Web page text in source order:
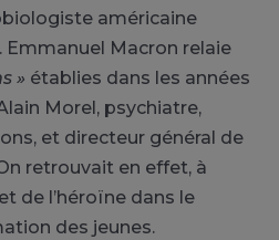
américaine
Emmanuel Macron relaie
» établies dans les années
Morel, psychiatre,
et directeur général de
retrouvait en effet, à
de l’héroïne dans le
des jeunes.